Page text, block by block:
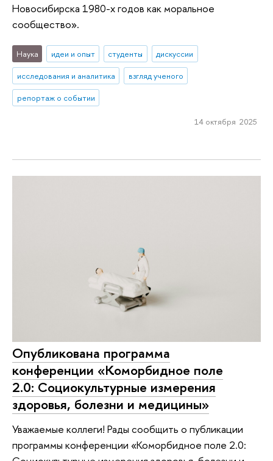
Новосибирска 1980-х годов как моральное
сообщество».
Наука идеи и опыт студенты
дискуссии
исследования и аналитика
взгляд ученого
репортаж о событии
14 октября 2025
Опубликована программа
конференции «Коморбидное поле
2.0: Социокультурные измерения
здоровья, болезни и медицины»
Уважаемые коллеги! Рады сообщить о публикации
программы конференции «Коморбидное поле 2.0: